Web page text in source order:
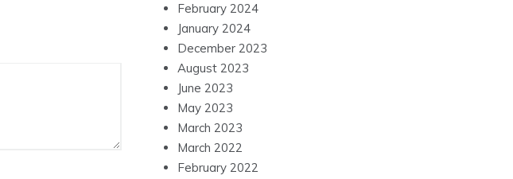
February 2024
January 2024
December 2023
August 2023
June 2023
May 2023
March 2023
March 2022
February 2022